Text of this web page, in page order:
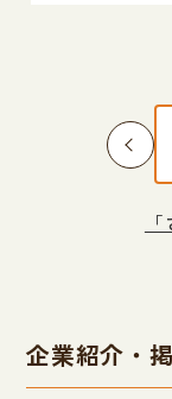
企業紹介・